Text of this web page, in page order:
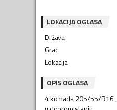
LOKACIJA OGLASA
Država
Grad
Lokacija
OPIS OGLASA
4 komada 205/55/R16 ,